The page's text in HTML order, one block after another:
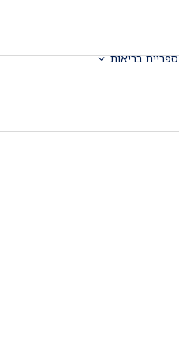
ספריית בריאות